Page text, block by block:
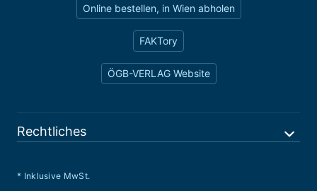
Online bestellen, in Wien abholen
FAKTory
ÖGB-VERLAG Website
Rechtliches
* Inklusive MwSt.